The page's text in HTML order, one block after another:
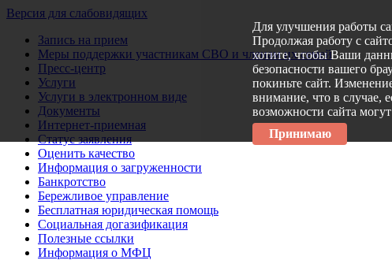
Версия для слабовидящих
Запись на прием
Меры поддержки участникам СВО и членам их семей
Пресс-центр
Услуги
Услуги в электронном виде
Документы
Интернет-приемная
Статус заявления
Оценить качество
Информация о загруженности
Банкротство
Бережливое управление
Бесплатная юридическая помощь
Социальная догазификация
Полезные ссылки
Информация о МФЦ
Для улучшения работы
Продолжая работу с
хотите, чтобы Ваши
безопасности вашего
покиньте сайт.
внимание, что в случае,
возможности сайта
Принимаю